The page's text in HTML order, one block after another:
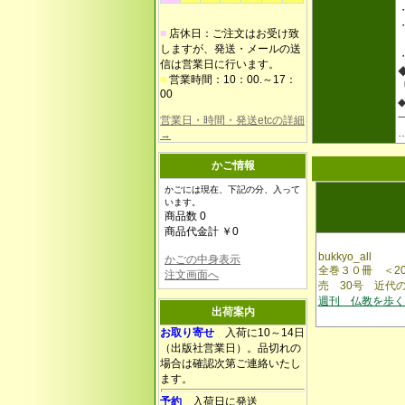
■ 店休日：ご注文はお受け致
しますが、発送・メールの送
信は営業日に行います。
■ 営業時間：10：00.～17：
00
営業日・時間・発送etcの詳細
→
かご情報
かごには現在、下記の分、入って
います。
商品数 0
商品代金計 ￥0
かごの中身表示
注文画面へ
出荷案内
お取り寄せ 入荷に10～14日
（出版社営業日）。品切れの
場合は確認次第ご連絡いたし
ます。
予約 入荷日に発送
bukkyo_all
全巻３０冊 ＜
売 30号 近代の
週刊 仏教を歩